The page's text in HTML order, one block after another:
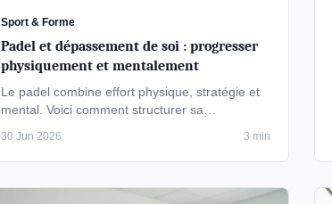
Sport & Forme
Padel et dépassement de soi : progresser
physiquement et mentalement
Le padel combine effort physique, stratégie et
mental. Voici comment structurer sa
30 Jun 2026 3 min